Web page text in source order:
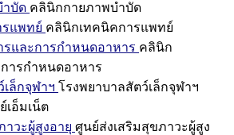
ำบัด คลินิกกายภาพบำบัด
แพทย์ คลินิกเทคนิคการแพทย์
และการกำหนดอาหาร คลินิก
ารกำหนดอาหาร
ล็กจุฬาฯ โรงพยาบาลสัตว์เล็กจุฬาฯ
เอ็มเน็ต
าวะผู้สูงอายุ ศูนย์ส่งเสริมสุขภาวะผู้สูง